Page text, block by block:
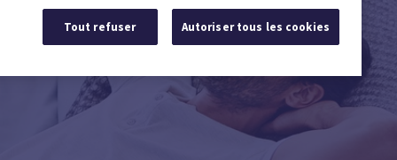
Tout refuser Autoriser tous les cookies